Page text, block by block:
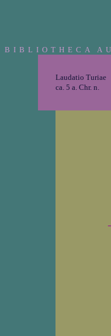
B I B L I O T H E C A A
Laudatio Turiae
ca. 5 a. Chr. n.